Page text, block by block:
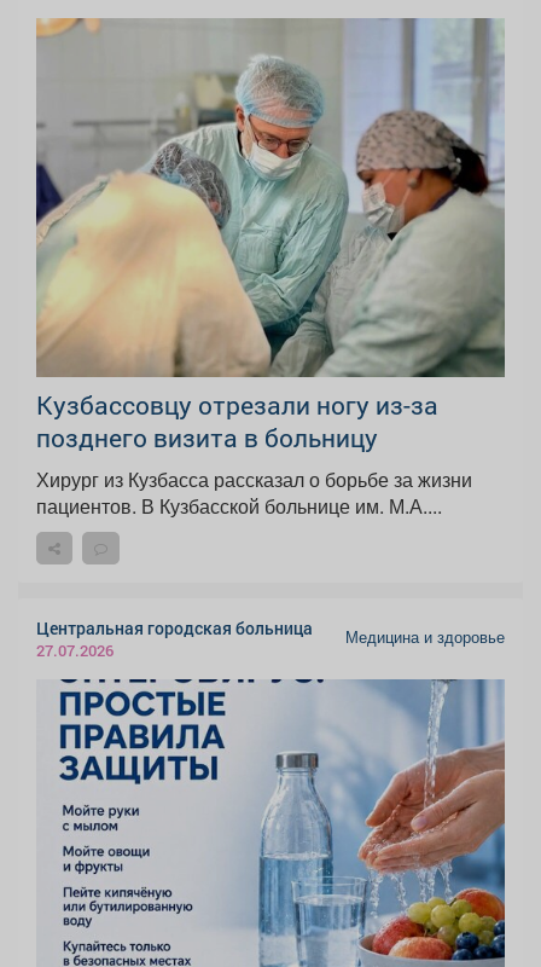
Кузбассовцу отрезали ногу из-за
позднего визита в больницу
Хирург из Кузбасса рассказал о борьбе за жизни
пациентов. В Кузбасской больнице им. М.А....
Центральная городская больница
27.07.2026
Медицина и здоровье